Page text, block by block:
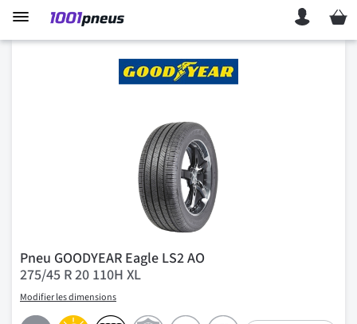
Mon
Pneu GOODYEAR Eagle LS2 AO
275/45 R 20 110H XL
Modifier les dimensions